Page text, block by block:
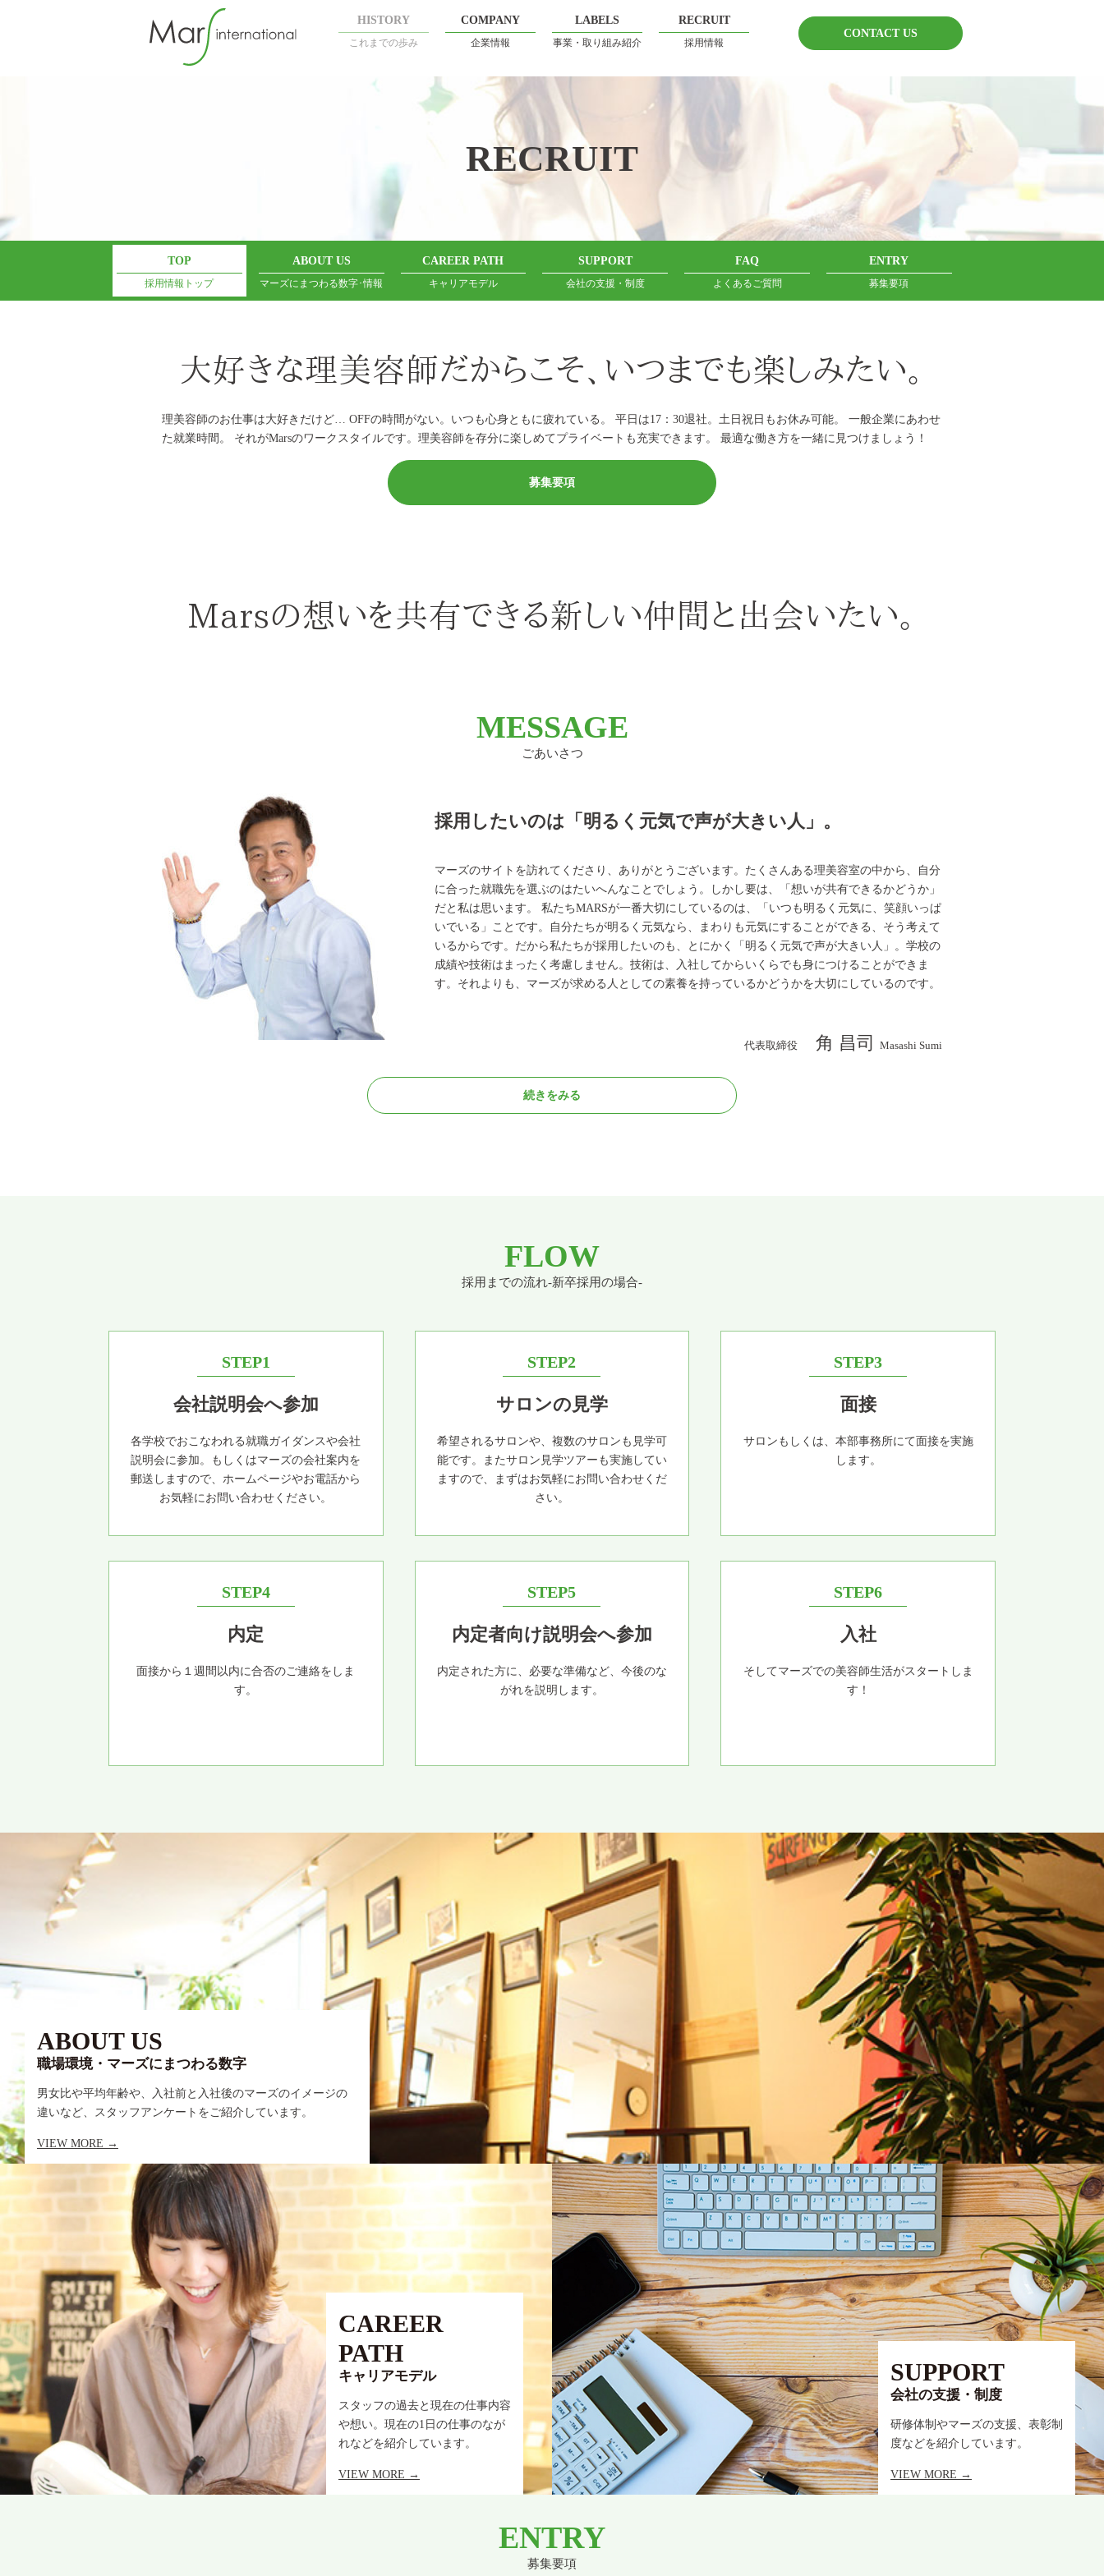
HISTORY
これまでの歩み
COMPANY
企業情報
LABELS
事業・取り組み紹介
RECRUIT
採用情報
RECRUIT
TOP
採用情報トップ
ABOUT US
マーズにまつわる数字･情報
CAREER PATH
キャリアモデル
SUPPORT
会社の支援・制度
FAQ
よくあるご質問
ENTRY
募集要項
大好きな理美容師だからこそ、いつまでも楽しみたい。
理美容師のお仕事は大好きだけど… OFFの時間がない。いつも心身ともに疲れている。 平日は17：30退社。土日祝日もお休み可能。 一般企業にあわせ
た就業時間。 それがMarsのワークスタイルです。理美容師を存分に楽しめてプライベートも充実できます。 最適な働き方を一緒に見つけましょう！
募集要項
Marsの想いを共有できる新しい仲間と出会いたい。
MESSAGE
ごあいさつ
採用したいのは「明るく元気で声が大きい人」。
マーズのサイトを訪れてくださり、ありがとうございます。たくさんある理美容室の中から、自分
に合った就職先を選ぶのはたいへんなことでしょう。しかし要は、「想いが共有できるかどうか」
だと私は思います。 私たちMARSが一番大切にしているのは、「いつも明るく元気に、笑顔いっぱ
いでいる」ことです。自分たちが明るく元気なら、まわりも元気にすることができる、そう考えて
いるからです。だから私たちが採用したいのも、とにかく「明るく元気で声が大きい人」。学校の
成績や技術はまったく考慮しません。技術は、入社してからいくらでも身につけることができま
す。それよりも、マーズが求める人としての素養を持っているかどうかを大切にしているのです。
代表取締役 角 昌司 Masashi Sumi
続きをみる
FLOW
採用までの流れ-新卒採用の場合-
STEP1
会社説明会へ参加
各学校でおこなわれる就職ガイダンスや会社
説明会に参加。もしくはマーズの会社案内を
郵送しますので、ホームページやお電話から
お気軽にお問い合わせください。
STEP2
サロンの見学
希望されるサロンや、複数のサロンも見学可
能です。またサロン見学ツアーも実施してい
ますので、まずはお気軽にお問い合わせくだ
さい。
STEP3
面接
サロンもしくは、本部事務所にて面接を実施
します。
STEP4
内定
面接から１週間以内に合否のご連絡をしま
す。
STEP5
内定者向け説明会へ参加
内定された方に、必要な準備など、今後のな
がれを説明します。
STEP6
入社
そしてマーズでの美容師生活がスタートしま
す！
ABOUT US
職場環境・マーズにまつわる数字
男女比や平均年齢や、入社前と入社後のマーズのイメージの
違いなど、スタッフアンケートをご紹介しています。
VIEW MORE →
CAREER
PATH
キャリアモデル
スタッフの過去と現在の仕事内容
や想い。現在の1日の仕事のなが
れなどを紹介しています。
VIEW MORE →
SUPPORT
会社の支援・制度
研修体制やマーズの支援、表彰制
度などを紹介しています。
VIEW MORE →
ENTRY
募集要項